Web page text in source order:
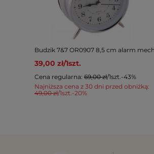
Budzik 7&7 OR0907 8,5 cm alarm
39,00 zł/1szt.
Najniższa cena z 30 dni przed obniżką:
49,00 zł/1szt.-20%
Cena regularna: 69,00 zł/1szt.-43%